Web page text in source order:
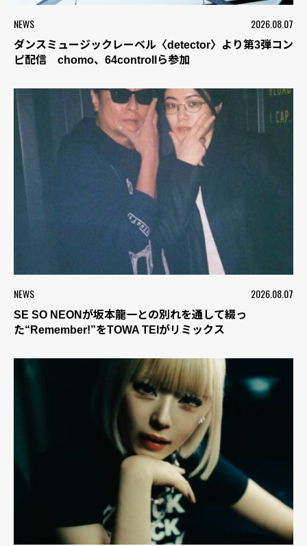
NEWS 2026.08.07
ダンスミュージックレーベル〈detector〉より第3弾コン
ピ配信 chomo、64controllら参加
NEWS 2026.08.07
SE SO NEONが坂本龍一との別れを通して綴っ
た“Remember!”をTOWA TEIがリミックス